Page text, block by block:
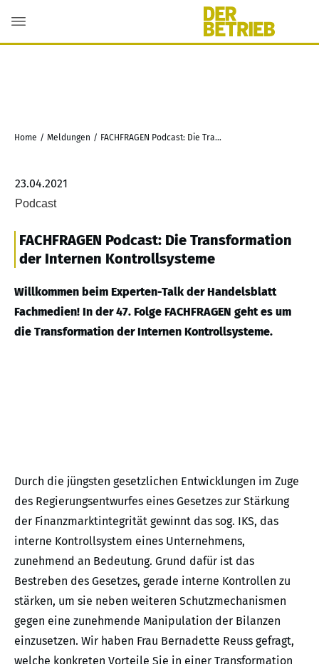
Home / Meldungen / FACHFRAGEN Podcast: Die Transformation der Internen Kontrollsysteme
23.04.2021
Podcast
FACHFRAGEN Podcast: Die Transformation
der Internen Kontrollsysteme
Willkommen beim Experten-Talk der Handelsblatt
Fachmedien! In der 47. Folge FACHFRAGEN geht es um
die Transformation der Internen Kontrollsysteme.
Durch die jüngsten gesetzlichen Entwicklungen im Zuge
des Regierungsentwurfes eines Gesetzes zur Stärkung
der Finanzmarktintegrität gewinnt das sog. IKS, das
interne Kontrollsystem eines Unternehmens,
zunehmend an Bedeutung. Grund dafür ist das
Bestreben des Gesetzes, gerade interne Kontrollen zu
stärken, um sie neben weiteren Schutzmechanismen
gegen eine zunehmende Manipulation der Bilanzen
einzusetzen. Wir haben Frau Bernadette Reuss gefragt,
welche konkreten Vorteile Sie in einer Transformation